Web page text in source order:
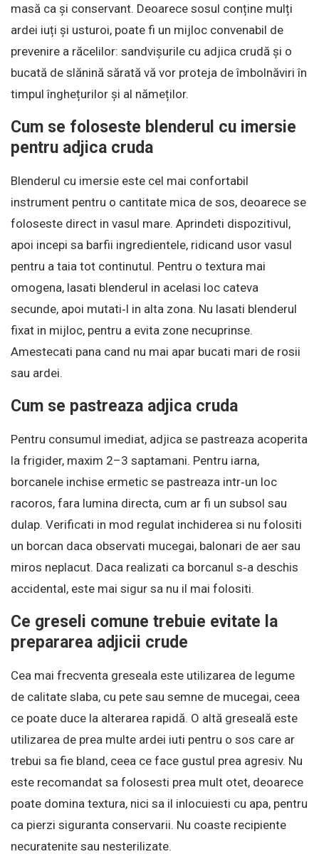
masă ca și conservant. Deoarece sosul conține mulți
ardei iuți și usturoi, poate fi un mijloc convenabil de
prevenire a răcelilor: sandvișurile cu adjica crudă și o
bucată de slănină sărată vă vor proteja de îmbolnăviri în
timpul înghețurilor și al nămeților.
Cum se foloseste blenderul cu imersie
pentru adjica cruda
Blenderul cu imersie este cel mai confortabil
instrument pentru o cantitate mica de sos, deoarece se
foloseste direct in vasul mare. Aprindeti dispozitivul,
apoi incepi sa barfii ingredientele, ridicand usor vasul
pentru a taia tot continutul. Pentru o textura mai
omogena, lasati blenderul in acelasi loc cateva
secunde, apoi mutati‑l in alta zona. Nu lasati blenderul
fixat in mijloc, pentru a evita zone necuprinse.
Amestecati pana cand nu mai apar bucati mari de rosii
sau ardei.
Cum se pastreaza adjica cruda
Pentru consumul imediat, adjica se pastreaza acoperita
la frigider, maxim 2–3 saptamani. Pentru iarna,
borcanele inchise ermetic se pastreaza intr‑un loc
racoros, fara lumina directa, cum ar fi un subsol sau
dulap. Verificati in mod regulat inchiderea si nu folositi
un borcan daca observati mucegai, balonari de aer sau
miros neplacut. Daca realizati ca borcanul s‑a deschis
accidental, este mai sigur sa nu il mai folositi.
Ce greseli comune trebuie evitate la
prepararea adjicii crude
Cea mai frecventa greseala este utilizarea de legume
de calitate slaba, cu pete sau semne de mucegai, ceea
ce poate duce la alterarea rapidă. O altă greseală este
utilizarea de prea multe ardei iuti pentru o sos care ar
trebui sa fie bland, ceea ce face gustul prea agresiv. Nu
este recomandat sa folosesti prea mult otet, deoarece
poate domina textura, nici sa il inlocuiesti cu apa, pentru
ca pierzi siguranta conservarii. Nu coaste recipiente
necuratenite sau nesterilizate.